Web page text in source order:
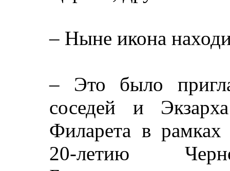
– Ныне икона
– Это было
соседей и
Филарета в
20-летию